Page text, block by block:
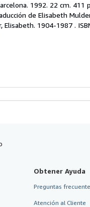
1992. 22 cm. 411
de Elisabeth
1904-1987 .
Obtener Ayuda
Preguntas
Atención al Cliente